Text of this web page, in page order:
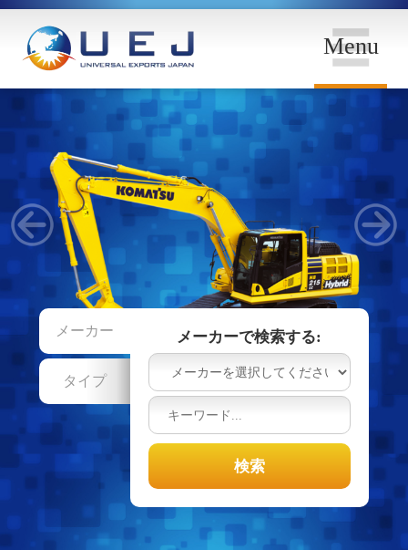
Menu
メーカー
タイプ
メーカーで検索する: